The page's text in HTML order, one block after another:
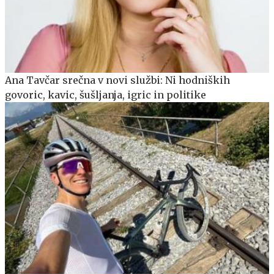
Ana Tavčar srečna v novi službi: Ni hodniških
govoric, kavic, šušljanja, igric in politike